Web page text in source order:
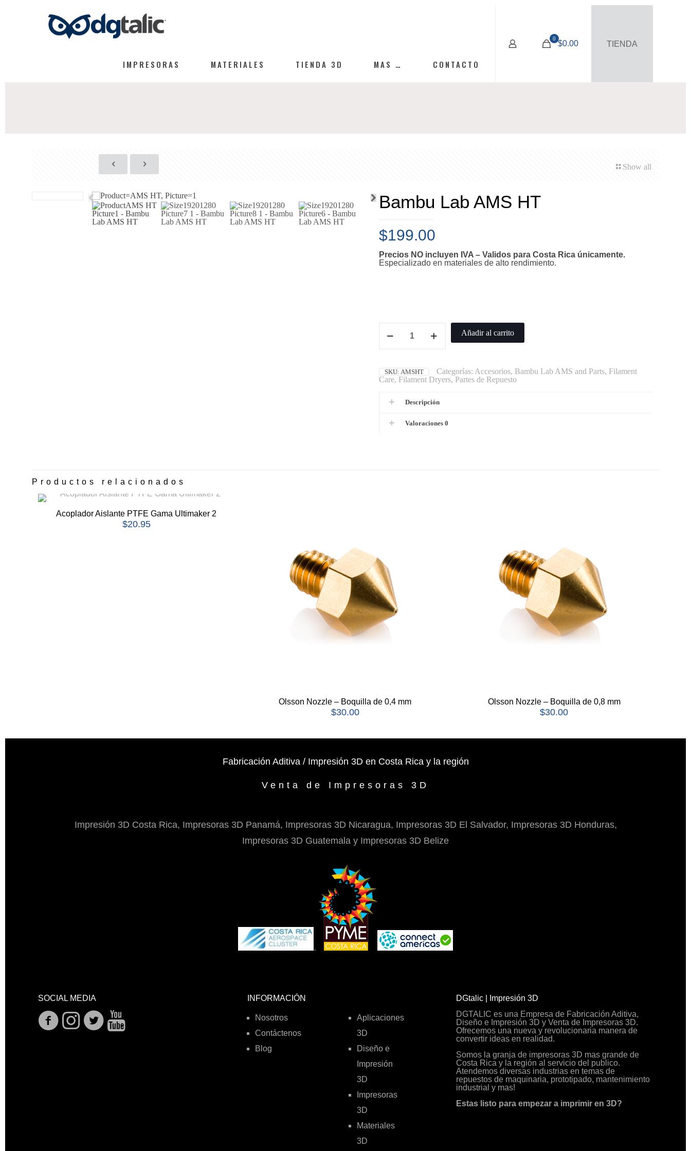
IMPRESORAS MATERIALES TIENDA 3D MAS … CONTACTO
0
$0.00 TIENDA
Show all
Bambu Lab AMS HT
$199.00
Precios NO incluyen IVA – Validos para Costa Rica únicamente.
Especializado en materiales de alto rendimiento.
Añadir al carrito
SKU: AMSHT Categorías: Accesorios, Bambu Lab AMS and Parts, Filament
Care, Filament Dryers, Partes de Repuesto
Descripción
Valoraciones 0
Productos relacionados
Acoplador Aislante PTFE Gama Ultimaker 2
$20.95
Olsson Nozzle – Boquilla de 0,4 mm
$30.00
Olsson Nozzle – Boquilla de 0,8 mm
$30.00
Fabricación Aditiva / Impresión 3D en Costa Rica y la región
Venta de Impresoras 3D
Impresión 3D Costa Rica, Impresoras 3D Panamá, Impresoras 3D Nicaragua, Impresoras 3D El Salvador, Impresoras 3D Honduras,
Impresoras 3D Guatemala y Impresoras 3D Belize
.
SOCIAL MEDIA INFORMACIÓN
Nosotros
Contáctenos
Blog
Aplicaciones
3D
Diseño e
Impresión
3D
Impresoras
3D
Materiales
3D
DGtalic | Impresión 3D
DGTALIC es una Empresa de Fabricación Aditiva,
Diseño e Impresión 3D y Venta de Impresoras 3D.
Ofrecemos una nueva y revolucionaria manera de
convertir ideas en realidad.
Somos la granja de impresoras 3D mas grande de
Costa Rica y la región al servicio del publico.
Atendemos diversas industrias en temas de
repuestos de maquinaria, prototipado, mantenimiento
industrial y mas!
Estas listo para empezar a imprimir en 3D?